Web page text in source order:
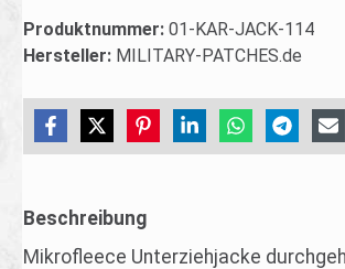
Produktnummer: 01-KAR-JACK-114
Hersteller: MILITARY-PATCHES.de
Beschreibung
Mikrofleece Unterziehjacke